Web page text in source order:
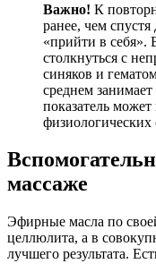
Важно! К
ранее, чем
«прийти в себя».
столкнуться с
синяков и
среднем
показатель
физиологических
массаже
Эфирные масла по
целлюлита, а в
лучшего результата.